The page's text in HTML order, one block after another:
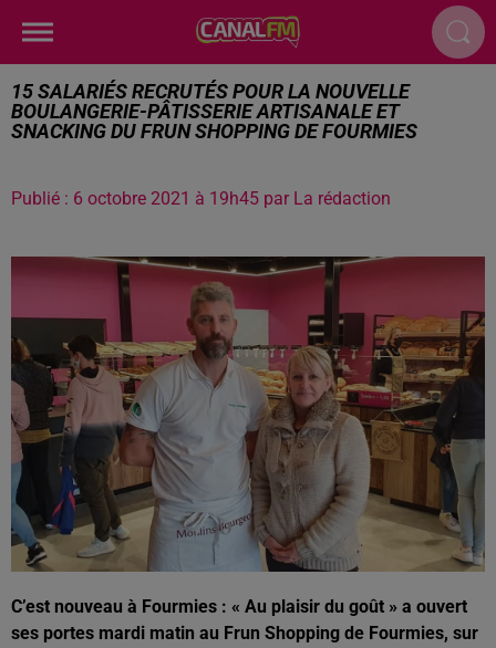
15 SALARIÉS RECRUTÉS POUR LA NOUVELLE
BOULANGERIE-PÂTISSERIE ARTISANALE ET
SNACKING DU FRUN SHOPPING DE FOURMIES
Publié : 6 octobre 2021 à 19h45 par La rédaction
C’est nouveau à Fourmies : « Au plaisir du goût » a ouvert
ses portes mardi matin au Frun Shopping de Fourmies, sur